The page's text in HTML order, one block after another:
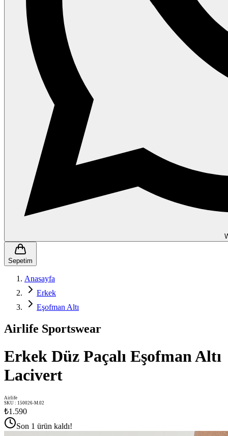
Sepetim
Anasayfa
Erkek
Eşofman Altı
Airlife Sportswear
Erkek Düz Paçalı Eşofman Altı
Lacivert
Airlife
SKU : 150026-M.02
₺1.590
Son 1 ürün kaldı!